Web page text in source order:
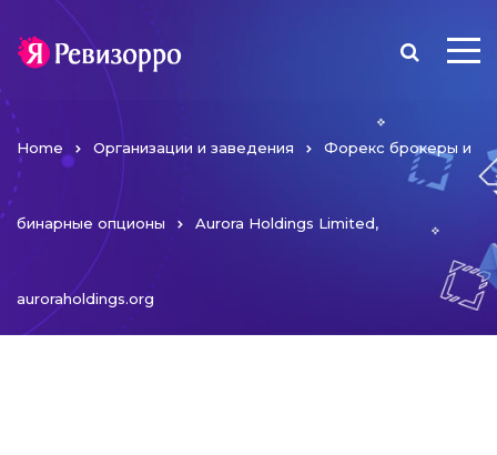
Home Организации и заведения Форекс брокеры и
бинарные опционы Aurora Holdings Limited,
auroraholdings.org